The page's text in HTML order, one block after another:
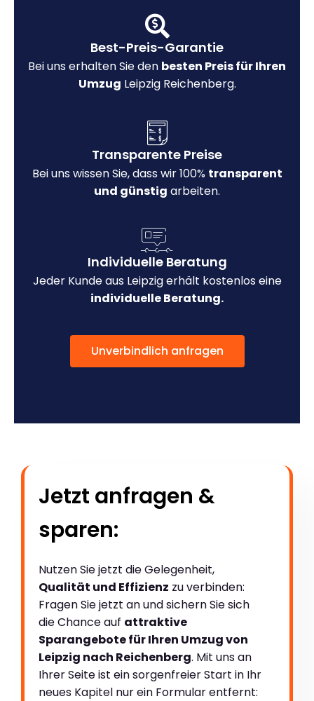
Best-Preis-Garantie
Bei uns erhalten Sie den besten Preis für Ihren
Umzug Leipzig Reichenberg.
Transparente Preise
Bei uns wissen Sie, dass wir 100% transparent
und günstig arbeiten.
Individuelle Beratung
Jeder Kunde aus Leipzig erhält kostenlos eine
individuelle Beratung.
Unverbindlich anfragen
Jetzt anfragen &
sparen:
Nutzen Sie jetzt die Gelegenheit,
Qualität und Effizienz zu verbinden:
Fragen Sie jetzt an und sichern Sie sich
die Chance auf attraktive
Sparangebote für Ihren Umzug von
Leipzig nach Reichenberg. Mit uns an
Ihrer Seite ist ein sorgenfreier Start in Ihr
neues Kapitel nur ein Formular entfernt: